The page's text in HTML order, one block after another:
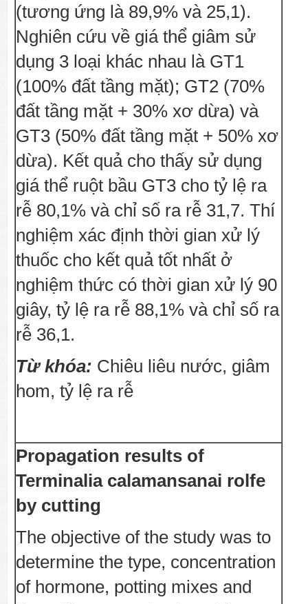
(tương ứng là 89,9% và 25,1).
Nghiên cứu về giá thể giâm sử
dụng 3 loại khác nhau là GT1
(100% đất tầng mặt); GT2 (70%
đất tầng mặt + 30% xơ dừa) và
GT3 (50% đất tầng mặt + 50% xơ
dừa). Kết quả cho thấy sử dụng
giá thể ruột bầu GT3 cho tỷ lệ ra
rễ 80,1% và chỉ số ra rễ 31,7. Thí
nghiệm xác định thời gian xử lý
thuốc cho kết quả tốt nhất ở
nghiệm thức có thời gian xử lý 90
giây, tỷ lệ ra rễ 88,1% và chỉ số ra
rễ 36,1.
Từ khóa: Chiêu liêu nước, giâm
hom, tỷ lệ ra rễ
Propagation results of
Terminalia calamansanai rolfe
by cutting
The objective of the study was to
determine the type, concentration
of hormone, potting mixes and